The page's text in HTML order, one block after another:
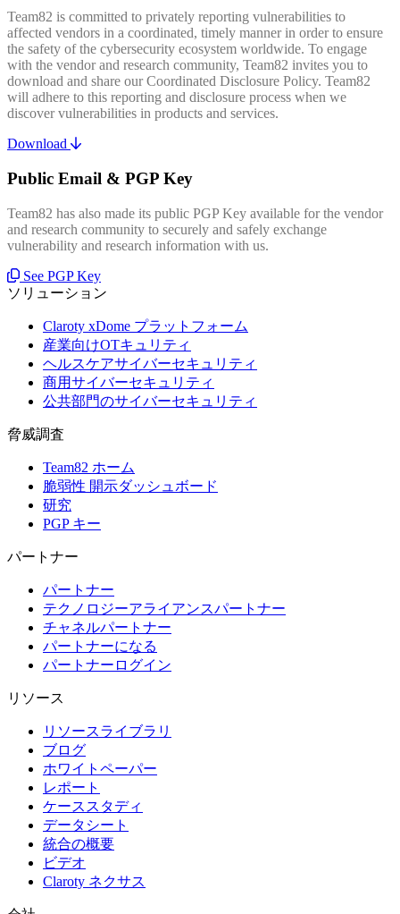
Team82 is committed to privately reporting vulnerabilities to
affected vendors in a coordinated, timely manner in order to ensure
the safety of the cybersecurity ecosystem worldwide. To engage
with the vendor and research community, Team82 invites you to
download and share our Coordinated Disclosure Policy. Team82
will adhere to this reporting and disclosure process when we
discover vulnerabilities in products and services.
Download
Public Email & PGP Key
Team82 has also made its public PGP Key available for the vendor
and research community to securely and safely exchange
vulnerability and research information with us.
See PGP Key
ソリューション
Claroty xDome プラットフォーム
産業向けOTキュリティ
ヘルスケアサイバーセキュリティ
商用サイバーセキュリティ
公共部門のサイバーセキュリティ
脅威調査
Team82 ホーム
脆弱性 開示ダッシュボード
研究
PGP キー
パートナー
パートナー
テクノロジーアライアンスパートナー
チャネルパートナー
パートナーになる
パートナーログイン
リソース
リソースライブラリ
ブログ
ホワイトペーパー
レポート
ケーススタディ
データシート
統合の概要
ビデオ
Claroty ネクサス